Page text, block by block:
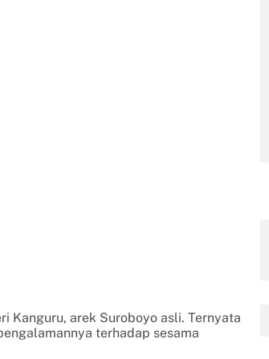
Kanguru, arek Suroboyo asli. Ternyata
terhadap sesama